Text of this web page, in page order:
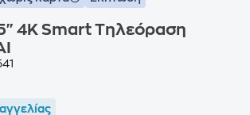
4K Smart Τηλεόραση